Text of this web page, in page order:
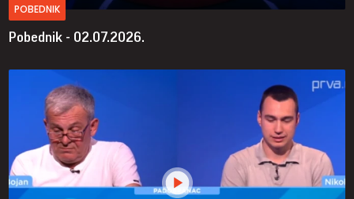
POBEDNIK
Pobednik - 02.07.2026.